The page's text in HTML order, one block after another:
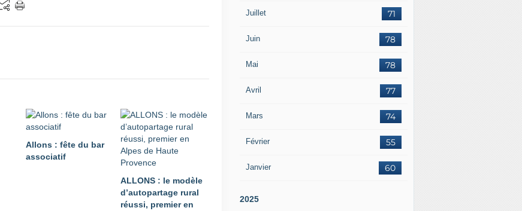
Allons : fête du bar
associatif
ALLONS : le modèle
d’autopartage rural
réussi, premier en
Juillet 71
Juin 78
Mai 78
Avril 77
Mars 74
Février 55
Janvier 60
2025